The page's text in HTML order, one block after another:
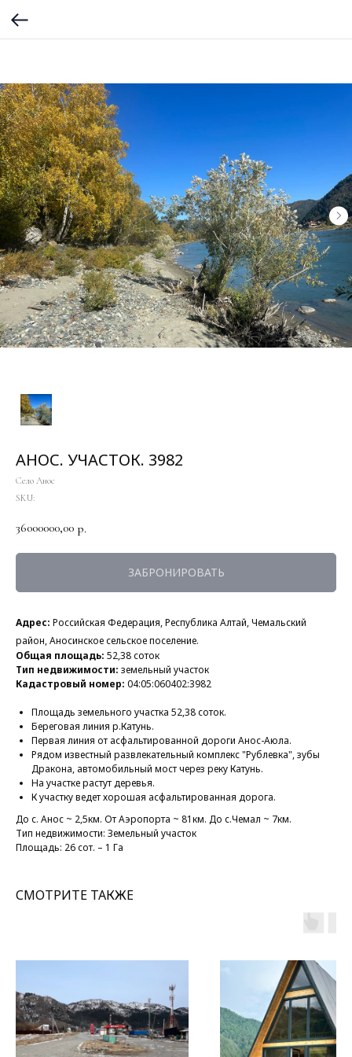
АНОС. УЧАСТОК. 3982
Село Анос
SKU:
36000000,00 р.
ЗАБРОНИРОВАТЬ
Адрес: Российская Федерация, Республика Алтай, Чемальский
район, Аносинское сельское поселение.
Общая площадь: 52,38 соток
Тип недвижимости: земельный участок
Кадастровый номер: 04:05:060402:3982
Площадь земельного участка 52,38 соток.
Береговая линия р.Катунь.
Первая линия от асфальтированной дороги Анос-Аюла.
Рядом известный развлекательный комплекс "Рублевка", зубы
Дракона, автомобильный мост через реку Катунь.
На участке растут деревья.
К участку ведет хорошая асфальтированная дорога.
До с. Анос ~ 2,5км. От Аэропорта ~ 81км. До с.Чемал ~ 7км.
Тип недвижимости: Земельный участок
Площадь: 26 сот. – 1 Га
СМОТРИТЕ ТАКЖЕ